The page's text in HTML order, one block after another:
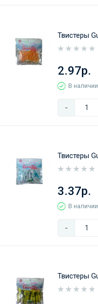
Твистеры
2.97р.
В наличии
-
Твистеры
3.37р.
В наличии
-
Твистеры